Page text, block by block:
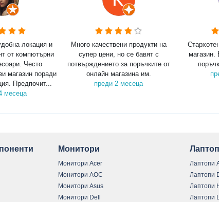
локация и
от компютърни
Често
магазин поради
Предпочит...
месеца
Много качествени продукти на
супер цени, но се бавят с
потвърждението за поръчките от
онлайн магазина им.
преди 2 месеца
магазин.
Монитори
Монитори Acer
Монитори AOC
Монитори Asus
Монитори Dell
Лаптопи
Лаптопи
Лаптопи
Лаптопи